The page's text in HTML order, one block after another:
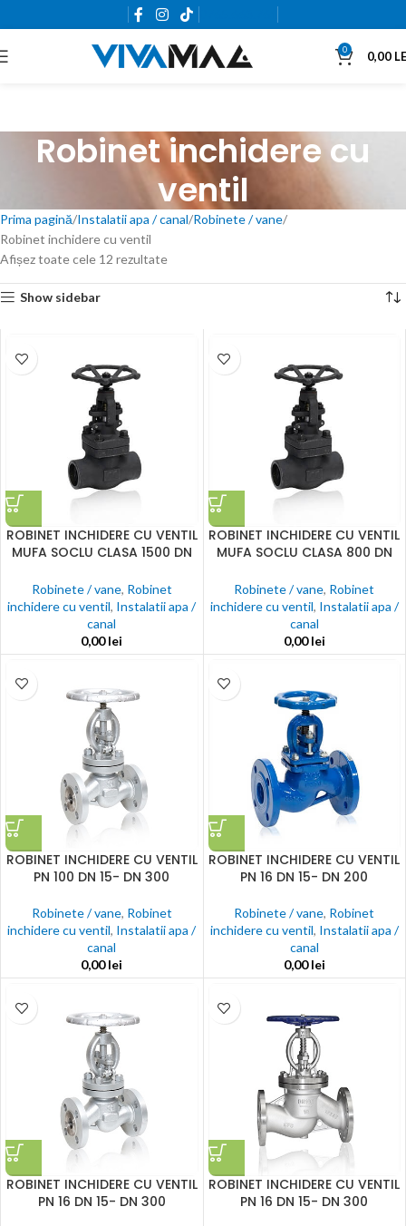
0 0,00
Robinet inchidere cu
ventil
Prima pagină Instalatii apa / canal Robinete / vane
Robinet inchidere cu ventil
Afișez toate cele 12 rezultate
Show sidebar
ROBINET INCHIDERE CU VENTIL
MUFA SOCLU CLASA 1500 DN
Robinete / vane, Robinet
inchidere cu ventil, Instalatii apa /
canal
0,00lei
ROBINET INCHIDERE CU VENTIL
MUFA SOCLU CLASA 800 DN
Robinete / vane, Robinet
inchidere cu ventil, Instalatii apa /
canal
0,00lei
ROBINET INCHIDERE CU VENTIL
PN 100 DN 15- DN 300
Robinete / vane, Robinet
inchidere cu ventil, Instalatii apa /
canal
0,00lei
ROBINET INCHIDERE CU VENTIL
PN 16 DN 15- DN 200
Robinete / vane, Robinet
inchidere cu ventil, Instalatii apa /
canal
0,00lei
ROBINET INCHIDERE CU VENTIL
PN 16 DN 15- DN 300
ROBINET INCHIDERE CU VENTIL
PN 16 DN 15- DN 300